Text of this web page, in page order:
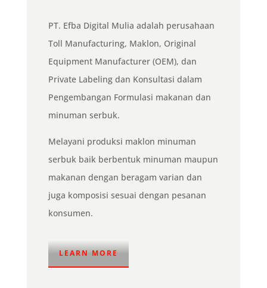
PT. Efba Digital Mulia adalah perusahaan
Toll Manufacturing, Maklon, Original
Equipment Manufacturer (OEM), dan
Private Labeling dan Konsultasi dalam
Pengembangan Formulasi makanan dan
minuman serbuk.
Melayani produksi maklon minuman
serbuk baik berbentuk minuman maupun
makanan dengan beragam varian dan
juga komposisi sesuai dengan pesanan
konsumen.
LEARN MORE